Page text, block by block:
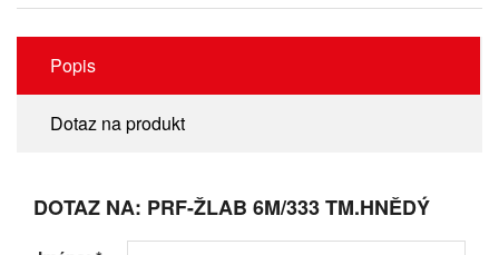
Popis
Dotaz na produkt
DOTAZ NA: PRF-ŽLAB 6M/333 TM.HNĚDÝ